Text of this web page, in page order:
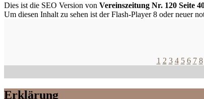
Dies ist die SEO Version von Vereinszeitung Nr. 120 Seite
Um diesen Inhalt zu sehen ist der Flash-Player 8 oder neuer
1 2 3 4 5 6 7 8
Erklärung